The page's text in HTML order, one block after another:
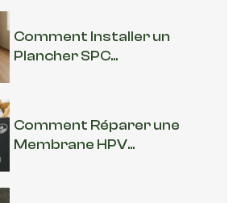
Comment Installer un
Plancher SPC...
Comment Réparer une
Membrane HPV...